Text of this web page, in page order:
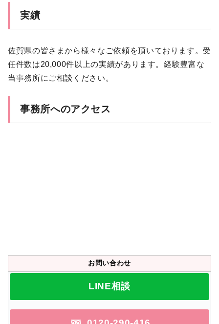
実績
佐賀県の皆さまから様々なご依頼を頂いております。受
任件数は20,000件以上の実績があります。経験豊富な
当事務所にご相談ください。
事務所へのアクセス
お問い合わせ
LINE相談